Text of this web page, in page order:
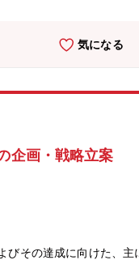
気になる
企画・戦略立案
びその達成に向けた、